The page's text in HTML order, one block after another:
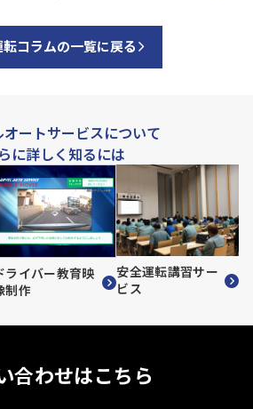
コラムの一覧に戻る
オートサービスについて
に詳しく知るには
ライバー教育映
制作
安全運転講習サー
ビス
合わせはこちら